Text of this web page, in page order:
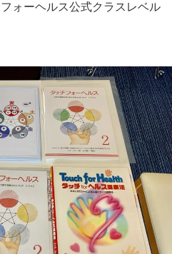
ォーヘルス公式クラスレベル